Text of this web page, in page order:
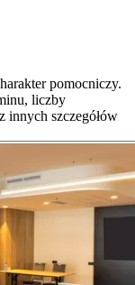
pomocniczy.
liczby
innych szczegółów